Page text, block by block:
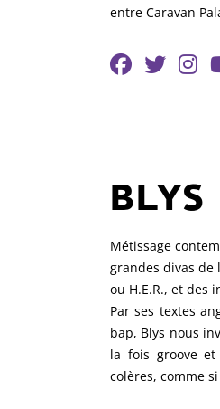
entre Caravan
BLYS
Métissage
grandes divas de
ou H.E.R., et des
Par ses textes
bap, Blys nous
la fois groove
colères, comme